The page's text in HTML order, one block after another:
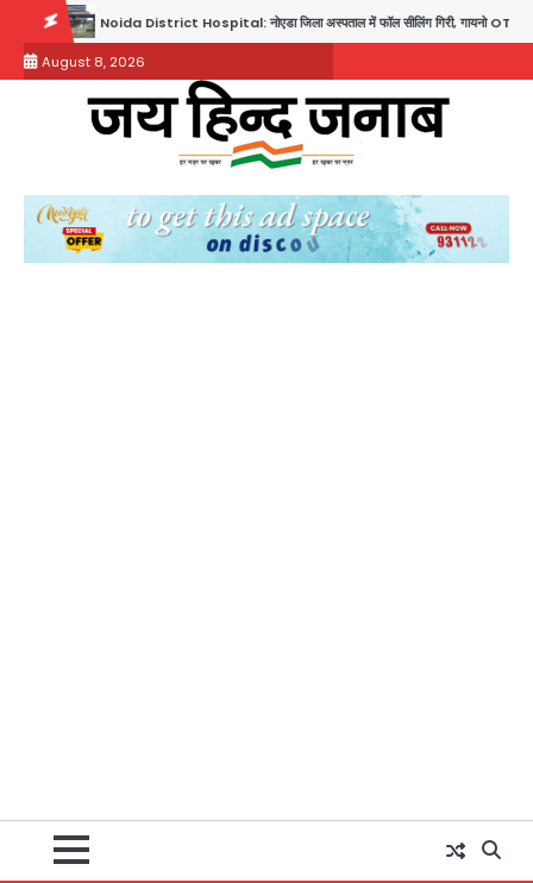
content
नोएडा जिला अस्पताल में फॉल सीलिंग गिरी, गायनो OT गैलरी में बड़ा हादसा टला; मरीजों की सुरक्षा
August 8, 2026